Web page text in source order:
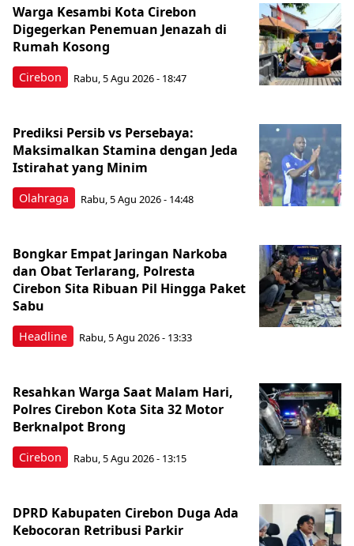
Cirebon
Warga Kesambi Kota Cirebon
Digegerkan Penemuan Jenazah di
Rumah Kosong
Rabu, 5 Agu 2026 - 18:47
Olahraga
Prediksi Persib vs Persebaya:
Maksimalkan Stamina dengan Jeda
Istirahat yang Minim
Rabu, 5 Agu 2026 - 14:48
Headline
Bongkar Empat Jaringan Narkoba
dan Obat Terlarang, Polresta
Cirebon Sita Ribuan Pil Hingga Paket
Sabu
Rabu, 5 Agu 2026 - 13:33
Cirebon
Resahkan Warga Saat Malam Hari,
Polres Cirebon Kota Sita 32 Motor
Berknalpot Brong
Rabu, 5 Agu 2026 - 13:15
DPRD Kabupaten Cirebon Duga Ada
Kebocoran Retribusi Parkir